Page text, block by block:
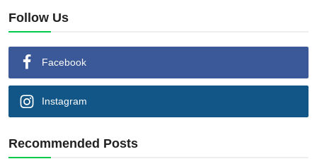
Follow Us
Facebook
Instagram
Recommended Posts